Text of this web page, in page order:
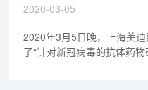
2020-03-05
2020年3月5日晚，上海美
了“针对新冠病毒的抗体药